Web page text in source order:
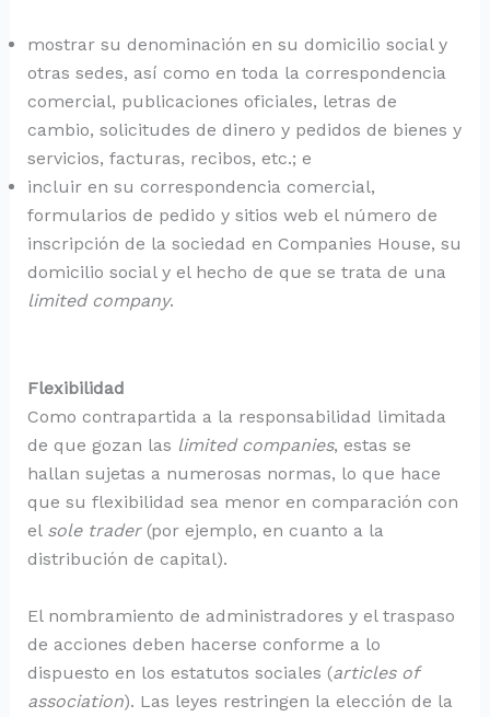
mostrar su denominación en su domicilio social y
otras sedes, así como en toda la correspondencia
comercial, publicaciones oficiales, letras de
cambio, solicitudes de dinero y pedidos de bienes y
servicios, facturas, recibos, etc.; e
incluir en su correspondencia comercial,
formularios de pedido y sitios web el número de
inscripción de la sociedad en Companies House, su
domicilio social y el hecho de que se trata de una
limited company.
Flexibilidad
Como contrapartida a la responsabilidad limitada
de que gozan las limited companies, estas se
hallan sujetas a numerosas normas, lo que hace
que su flexibilidad sea menor en comparación con
el sole trader(por ejemplo, en cuanto a la
distribución de capital).
El nombramiento de administradores y el traspaso
de acciones deben hacerse conforme a lo
dispuesto en los estatutos sociales (articles of
association). Las leyes restringen la elección de la